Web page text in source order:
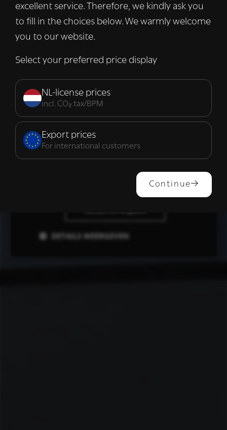
excellent service. Therefore, we kindly ask you
to fill in the choices below. We warmly welcome
you to our website.
Select your preferred price display
NL-license prices
incl. CO₂ tax/BPM
Export prices
For international customers
Continue
met onze advertentie- en analysepartners,
die deze kunnen combineren met andere
informatie die u aan hen heeft verstrekt of
van hun diensten. Lees verder
Strikt
noodzakelijk
Prestatie Targeting
ALLES ACCEPTEREN
DETAILS WEERGEVEN